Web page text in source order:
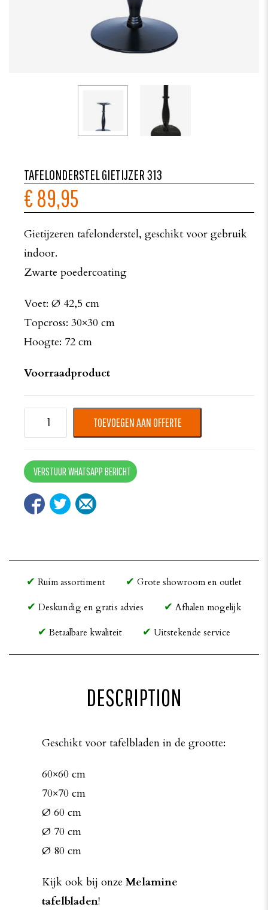
TAFELONDERSTEL GIETIJZER 313
€ 89,95
Gietijzeren tafelonderstel, geschikt voor gebruik
indoor.
Zwarte poedercoating
Voet: Ø 42,5 cm
Topcross: 30×30 cm
Hoogte: 72 cm
Voorraadproduct
TOEVOEGEN AAN OFFERTE
VERSTUUR WHATSAPP BERICHT
Ruim assortiment Grote showroom en outlet
Deskundig en gratis advies Afhalen mogelijk
Betaalbare kwaliteit Uitstekende service
DESCRIPTION
Geschikt voor tafelbladen in de grootte:
60×60 cm
70×70 cm
Ø 60 cm
Ø 70 cm
Ø 80 cm
Kijk ook bij onze Melamine
tafelbladen!